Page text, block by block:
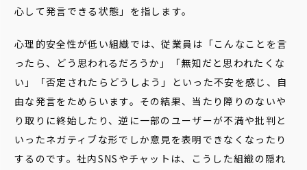
心して発言できる状態」を指します。
心理的安全性が低い組織では、従業員は「こんなことを言
ったら、どう思われるだろうか」「無知だと思われたくな
い」「否定されたらどうしよう」といった不安を感じ、自
由な発言をためらいます。その結果、当たり障りのないや
り取りに終始したり、逆に一部のユーザーが不満や批判と
いったネガティブな形でしか意見を表明できなくなったり
するのです。社内SNSやチャットは、こうした組織の隠れ